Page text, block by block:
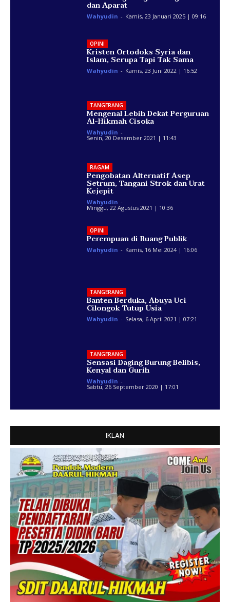
dan Aparat
Wahyudin - Kamis, 23 Januari 2025 | 09:16
OPINI
Kristen Ortodoks Syria dan
Islam, Serupa Tapi Tak Sama
Wahyudin - Kamis, 23 Juni 2022 | 16:52
TANGERANG
Mengenal Lebih Dekat Perguruan
Al-Hikmah Cisoka
Wahyudin -
Senin, 20 Desember 2021 | 11:43
RAGAM
Pengobatan Alternatif Asep
Setrum, Tangani Strok dan Urat
Kejepit
Wahyudin -
Minggu, 22 Agustus 2021 | 10:36
OPINI
Perempuan di Ruang Publik
Wahyudin - Kamis, 16 Mei 2024 | 16:06
TANGERANG
Banten Berduka, Abuya Uci
Cilongok Tutup Usia
Wahyudin - Selasa, 6 April 2021 | 07:21
TANGERANG
Sensasi Daging Burung Belibis,
Kenyal dan Gurih
Wahyudin -
Sabtu, 26 September 2020 | 17:01
IKLAN